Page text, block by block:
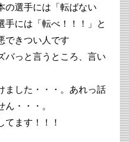
の選手には「転ばない
手には「転べ！！！」と
できつい人です
バっと言うところ、言い
ました・・・。あれっ話
・・・。
てます！！！